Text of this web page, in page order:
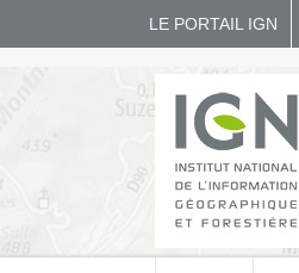
LE PORTAIL IGN